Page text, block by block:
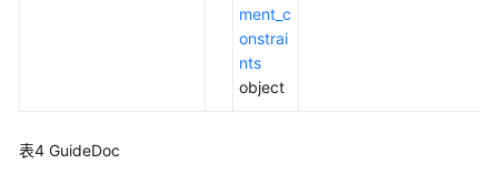
理
ment_c
onstrai
nts
object
表4 GuideDoc